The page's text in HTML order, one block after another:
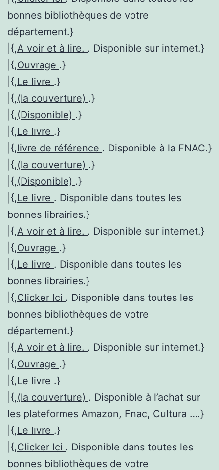
bonnes bibliothèques de votre
département.}
|{,A voir et à lire. . Disponible sur internet.}
|{,Ouvrage .}
|{,Le livre .}
|{,(la couverture) .}
|{,(Disponible) .}
|{,Le livre .}
|{,livre de référence . Disponible à la FNAC.}
|{,(la couverture) .}
|{,(Disponible) .}
|{,Le livre . Disponible dans toutes les
bonnes librairies.}
|{,A voir et à lire. . Disponible sur internet.}
|{,Ouvrage .}
|{,Le livre . Disponible dans toutes les
bonnes librairies.}
|{,Clicker Ici . Disponible dans toutes les
bonnes bibliothèques de votre
département.}
|{,A voir et à lire. . Disponible sur internet.}
|{,Ouvrage .}
|{,Le livre .}
|{,(la couverture) . Disponible à l’achat sur
les plateformes Amazon, Fnac, Cultura ….}
|{,Le livre .}
|{,Clicker Ici . Disponible dans toutes les
bonnes bibliothèques de votre